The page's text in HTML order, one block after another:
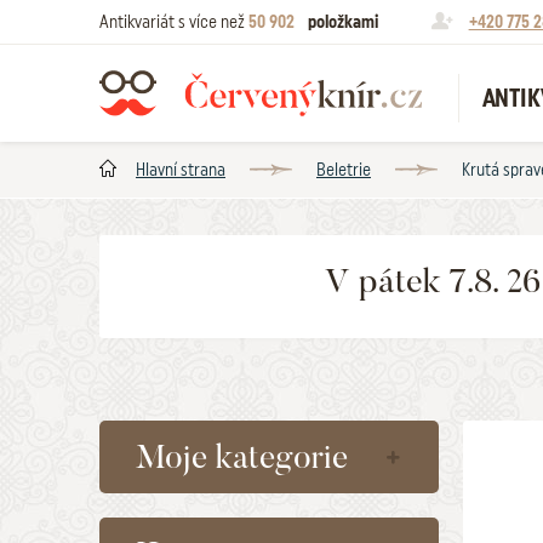
Antikvariát s více než50 902 položkami +420 775
Hlavní strana Beletrie Krutá
V pátek 7.8.
Moje kategorie